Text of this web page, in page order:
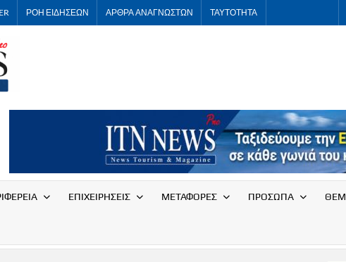
ΡΟΗ ΕΙΔΗΣΕΩΝ ΑΡΘΡΑ ΑΝΑΓΝΩΣΤΩΝ ΤΑΥΤΟΤΗΤΑ
News
ΕΠΙΧΕΙΡΗΣΕΙΣ ΜΕΤΑΦΟΡΕΣ ΠΡΟΣΩΠΑ